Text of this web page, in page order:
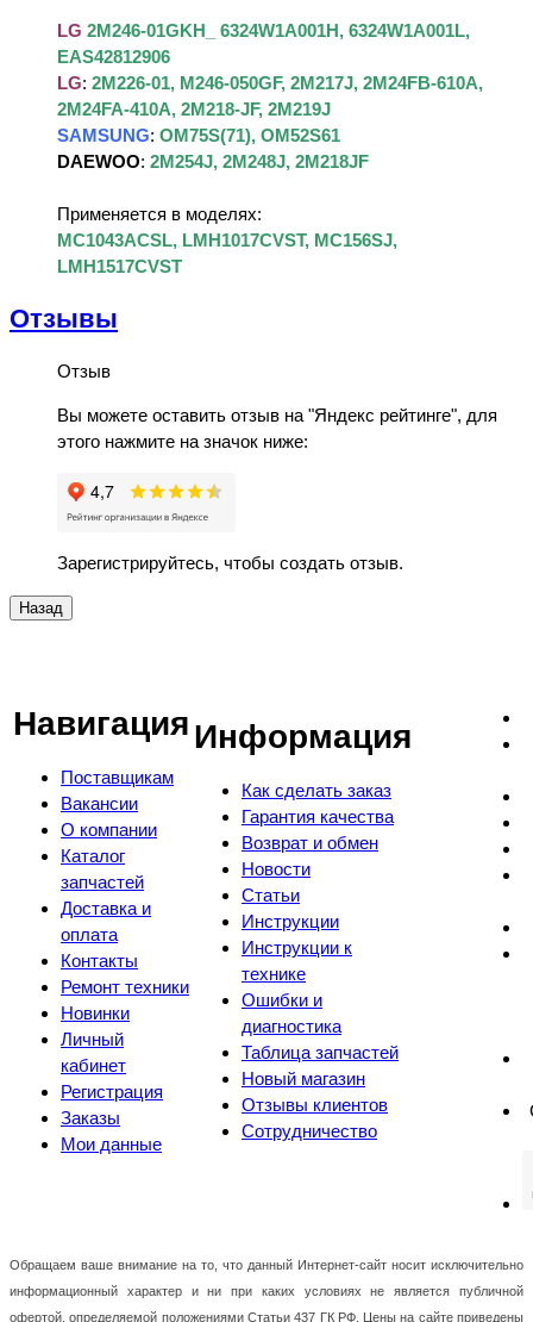
LG 2M246-01GKH_ 6324W1A001H, 6324W1A001L,
EAS42812906
LG: 2M226-01, M246-050GF, 2M217J, 2M24FB-610A,
2M24FA-410A, 2M218-JF, 2M219J
SAMSUNG: OM75S(71), OM52S61
DAEWOO: 2M254J, 2M248J, 2M218JF
Применяется в моделях:
MC1043ACSL, LMH1017CVST, MC156SJ,
LMH1517CVST
Отзывы
Отзыв
Вы можете оставить отзыв на "Яндекс рейтинге", для
этого нажмите на значок ниже:
Зарегистрируйтесь, чтобы создать отзыв.
Навигация
Поставщикам
Вакансии
О компании
Каталог
запчастей
Доставка и
оплата
Контакты
Ремонт техники
Новинки
Личный
кабинет
Регистрация
Заказы
Мои данные
Информация
Как сделать заказ
Гарантия качества
Возврат и обмен
Новости
Статьи
Инструкции
Инструкции к
технике
Ошибки и
диагностика
Таблица запчастей
Новый магазин
Отзывы клиентов
Сотрудничество
Обращаем ваше внимание на то, что данный Интернет-сайт носит исключительно
информационный характер и ни при каких условиях не является публичной
офертой, определяемой положениями Статьи 437 ГК РФ. Цены на сайте приведены